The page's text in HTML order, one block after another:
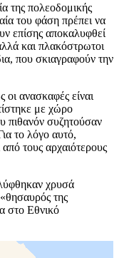
της πολεοδομικής
του φάση πρέπει να
επίσης αποκαλυφθεί
και πλακόστρωτοι
που σκιαγραφούν την
ανασκαφές είναι
με χώρο
πιθανόν συζητούσαν
το λόγο αυτό,
τους αρχαιότερους
χρυσά
της
στο Εθνικό